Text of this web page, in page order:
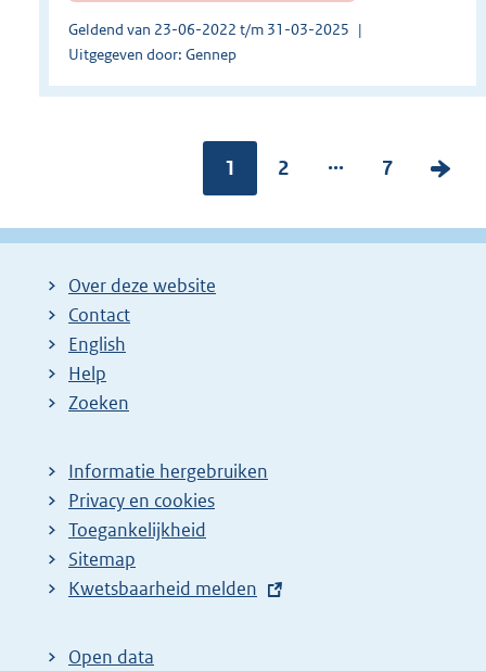
Geldend van 23-06-2022 t/m 31-03-2025
Uitgegeven door: Gennep
Pagina:
1
P
g
2 ...
P
g
7
V
l
Over deze website
Contact
English
Help
Zoeken
Informatie hergebruiken
Privacy en cookies
Toegankelijkheid
Sitemap
E
t
Kwetsbaarheid melden
Open data